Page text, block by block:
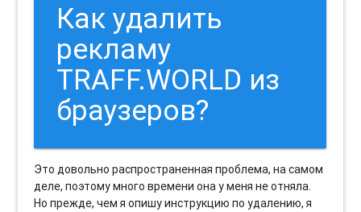
Как удалить
рекламу
TRAFF.WORLD из
браузеров?
Это довольно распространенная проблема, на самом
деле, поэтому много времени она у меня не отняла.
Но прежде, чем я опишу инструкцию по удалению, я